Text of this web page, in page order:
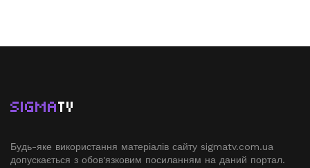
SIGMATV
Будь-яке використання матеріалів сайту sigmatv.com.ua
допускається з обов'язковим посиланням на даний портал.